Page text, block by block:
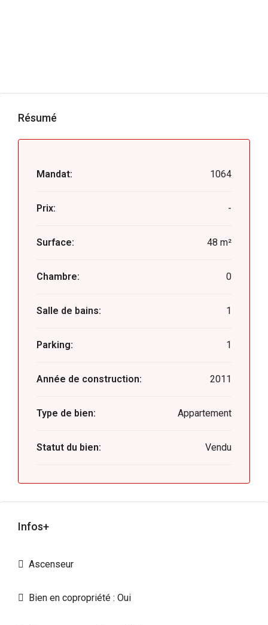
Résumé
Mandat: 1064
Prix: -
Surface: 48 m²
Chambre: 0
Salle de bains: 1
Parking: 1
Année de construction: 2011
Type de bien: Appartement
Statut du bien: Vendu
Infos+
Ascenseur
Bien en copropriété : Oui